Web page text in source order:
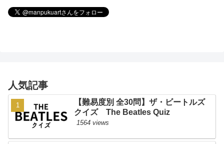
人気記事
【難易度別 全30問】ザ・ビートルズ
クイズ The Beatles Quiz
1564 views